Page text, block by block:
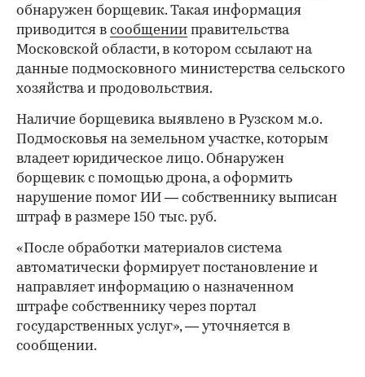
обнаружен борщевик. Такая информация
приводится в сообщении правительства
Московской области, в котором ссылают на
данные подмосковного министерства сельского
хозяйства и продовольствия.
Наличие борщевика выявлено в Рузском м.о.
Подмосковья на земельном участке, которым
владеет юридическое лицо. Обнаружен
борщевик с помощью дрона, а оформить
нарушение помог ИИ — собственнику выписан
штраф в размере 150 тыс. руб.
«После обработки материалов система
автоматически формирует постановление и
направляет информацию о назначенном
штрафе собственнику через портал
государственных услуг», — уточняется в
сообщении.